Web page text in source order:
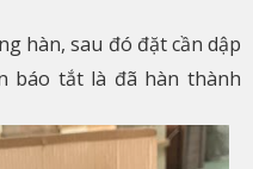
hàn, sau đó đặt cần dập
báo tắt là đã hàn thành